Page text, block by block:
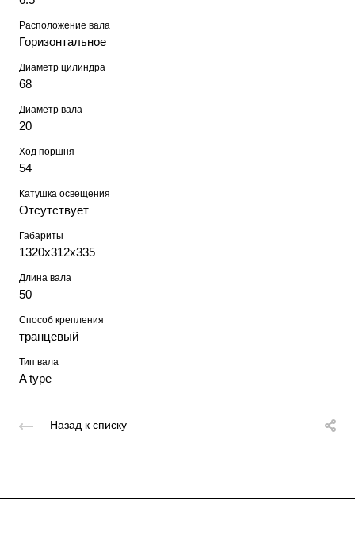
Расположение вала
Горизонтальное
Диаметр цилиндра
68
Диаметр вала
20
Ход поршня
54
Катушка освещения
Отсутствует
Габариты
1320х312х335
Длина вала
50
Способ крепления
транцевый
Тип вала
A type
Назад к списку